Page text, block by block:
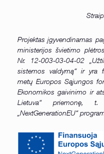
Projektas įgyvendinamas
ministerijos švietimo
Nr. 12-003-03-04-02
sistemos valdymą“ ir yra
metų Europos Sąjungos
Ekonomikos gaivinimo ir
Lietuva“ priemonę,
„NextGenerationEU“